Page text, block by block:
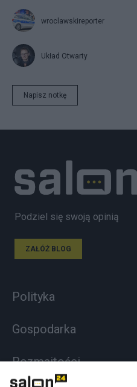
wroclawskireporter
Układ Otwarty
Napisz notkę
Podziel się swoją opinią
ZAŁÓŻ BLOG
Polityka
Gospodarka
Rozmaitości